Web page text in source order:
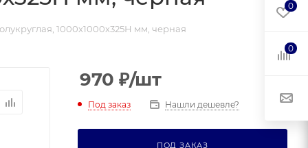
Фуд-трак
Mertech
1000х1000х325Н мм, черная
970 ₽/шт
Под заказ Нашли дешевле?
ПОД ЗАКАЗ
0
0